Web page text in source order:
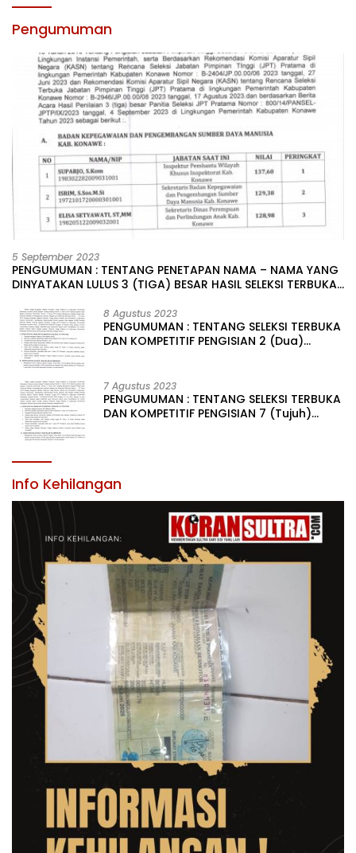
Pengumuman
5 September 2023
PENGUMUMAN : TENTANG PENETAPAN NAMA – NAMA YANG
DINYATAKAN LULUS 3 (TIGA) BESAR HASIL SELEKSI TERBUKA
LINGKUNGAN PEMERINTAH DAERAH KABUPATEN KONAWE
8 Agustus 2023
PENGUMUMAN : TENTANG SELEKSI TERBUKA
DAN KOMPETITIF PENGISIAN 2 (Dua)
KABUPATEN KONAWE
7 Agustus 2023
PENGUMUMAN : TENTANG SELEKSI TERBUKA
DAN KOMPETITIF PENGISIAN 7 (Tujuh)
Info Kehilangan